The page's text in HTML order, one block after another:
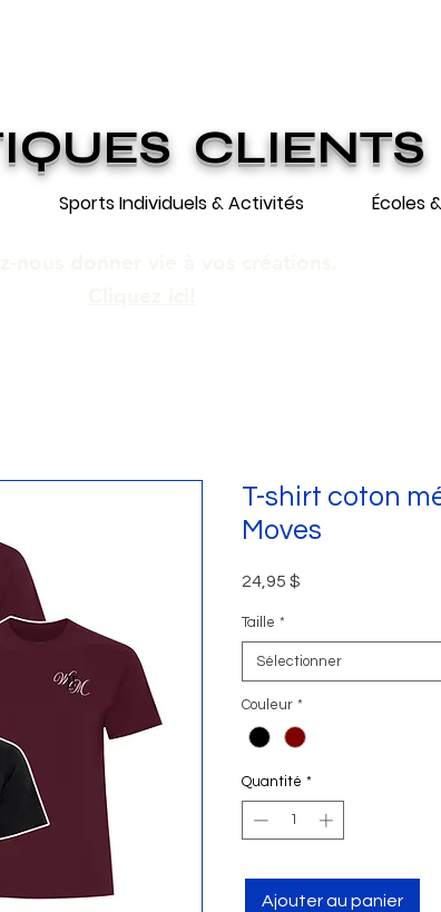
CLIENTS
Sports Individuels & Activités Écoles
T-shirt coton
Moves
24,95 $
Taille *
Sélectionner
Couleur *
Quantité *
Ajouter au panier